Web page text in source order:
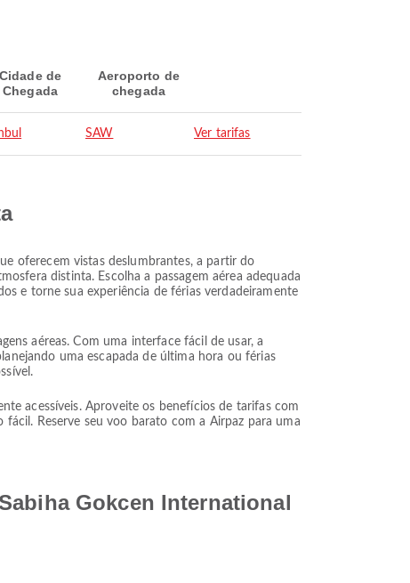
Cidade de
Chegada
Aeroporto de
chegada
SAW Ver tarifas
oferecem vistas deslumbrantes, a partir do
distinta. Escolha a passagem aérea adequada
e torne sua experiência de férias verdadeiramente
aéreas. Com uma interface fácil de usar, a
uma escapada de última hora ou férias
acessíveis. Aproveite os benefícios de tarifas com
Reserve seu voo barato com a Airpaz para uma
Gokcen International